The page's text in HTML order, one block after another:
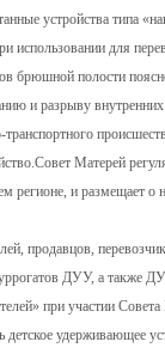
устройства типа
использовании для
брюшной полости
и разрыву
транспортного
Матерей
регионе, и размещает о
продавцов,
ДУУ, а также
при участии
удерживающее